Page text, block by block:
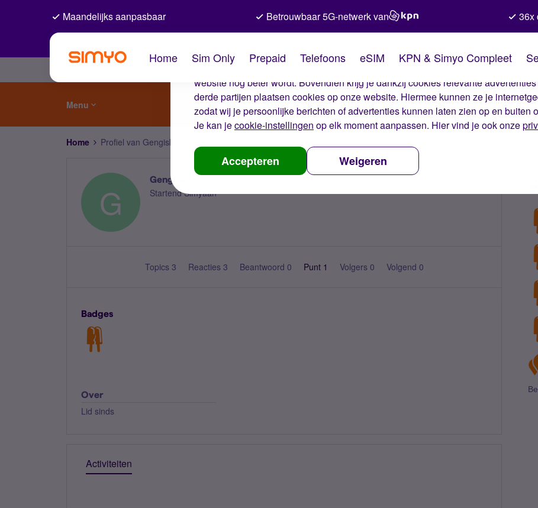
De cookies van Simyo
Wij gebruiken cookies op onze website. Met deze cookies zorgen wij ervoor dat je
website nog beter wordt. Bovendien krijg je dankzij cookies relevante
derde partijen plaatsen cookies op onze website. Hiermee kunnen ze je
zodat wij je persoonlijke berichten of advertenties kunnen laten zien op en buiten
Je kan jecookie-instellingen op elk moment aanpassen. Hier vind je ook onze
Accepteren Weigeren
Maandelijks aanpasbaar Betrouwbaar 5G-netwerk van 36x
Home Sim Only Prepaid Telefoons eSIM KPN & Simyo Compleet
Menu
Home Profiel van Gengiskhan
G
Gengiskhan
Startend Simyaan
Topics 3 Reacties 3 Beantwoord 0 Punt 1 Volgers 0 Volgend 0
Badges
Over
Lid sinds
Activiteiten